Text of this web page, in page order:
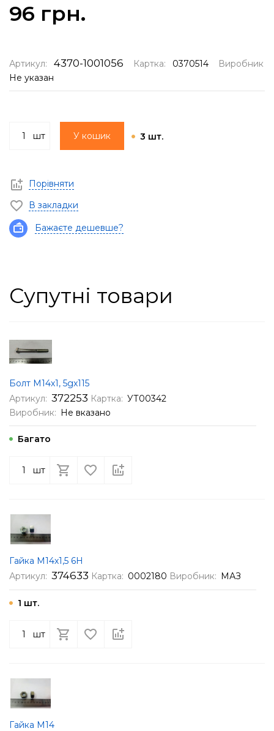
96 грн.
Артикул: 4370-1001056 Картка: 0370514
Виробник
Не указан
шт У кошик 3 шт.
Порівняти
В закладки
Бажаєте дешевше?
Супутні товари
Болт М14х1, 5gx115
Артикул: 372253 Картка: УТ00342
Виробник: Не вказано
Багато
шт
Гайка М14х1,5 6Н
Артикул: 374633 Картка: 0002180 Виробник: МАЗ
1 шт.
шт
Гайка М14